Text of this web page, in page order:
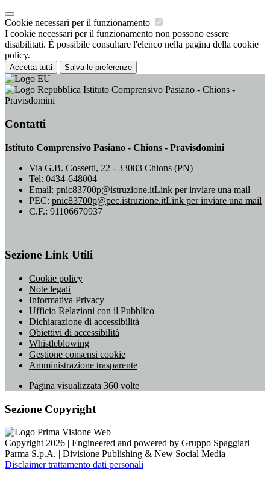
Cookie necessari per il funzionamento
I cookie necessari per il funzionamento non possono essere
disabilitati. È possibile consultare l'elenco nella pagina della cookie
policy.
Accetta tutti Salva le preferenze
Istituto Comprensivo Pasiano - Chions -
Pravisdomini
Contatti
Istituto Comprensivo Pasiano - Chions - Pravisdomini
Via G.B. Cossetti, 22 - 33083 Chions (PN)
Tel: 0434-648004
Email: pnic83700p@istruzione.itLink per inviare una mail
PEC: pnic83700p@pec.istruzione.itLink per inviare una mail
C.F.: 91106670937
Sezione Link Utili
Cookie policy
Note legali
Informativa Privacy
Ufficio Relazioni con il Pubblico
Dichiarazione di accessibilità
Obiettivi di accessibilità
Whistleblowing
Gestione consensi cookie
Amministrazione trasparente
Pagina visualizzata 360 volte
Sezione Copyright
Copyright 2026 | Engineered and powered by Gruppo Spaggiari
Parma S.p.A. | Divisione Publishing & New Social Media
Disclaimer trattamento dati personali